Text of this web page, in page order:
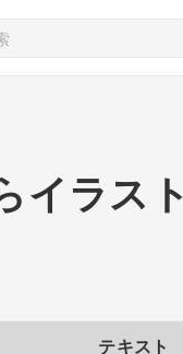
イラスト
テキスト